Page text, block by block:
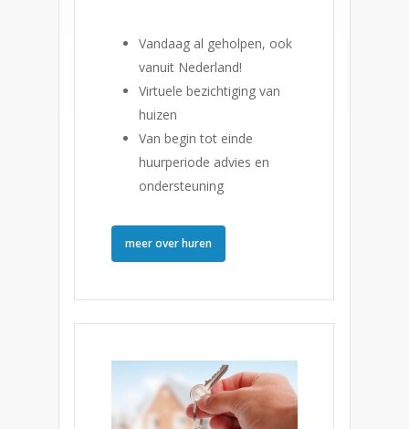
Vandaag al geholpen, ook
vanuit Nederland!
Virtuele bezichtiging van
huizen
Van begin tot einde
huurperiode advies en
ondersteuning
meer over huren